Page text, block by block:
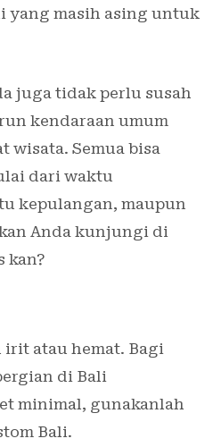
yang masih asing untuk
juga tidak perlu susah
kendaraan umum
wisata. Semua bisa
dari waktu
kepulangan, maupun
Anda kunjungi di
kan?
irit atau hemat. Bagi
di Bali
minimal, gunakanlah
Bali.